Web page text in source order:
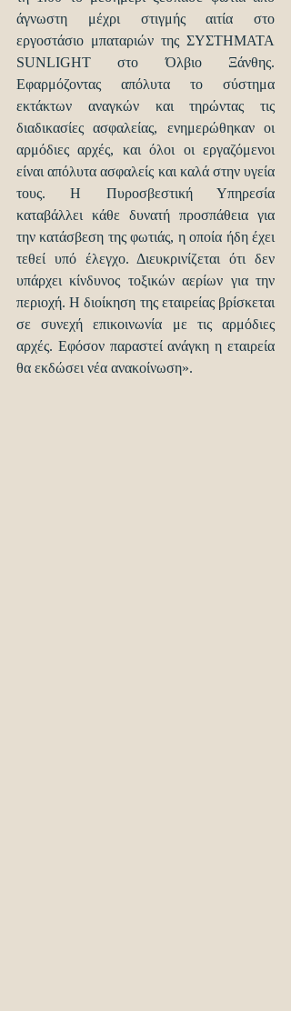
άγνωστη μέχρι στιγμής αιτία στο
εργοστάσιο μπαταριών της ΣΥΣΤΗΜΑΤΑ
SUNLIGHT στο Όλβιο Ξάνθης.
Εφαρμόζοντας απόλυτα το σύστημα
εκτάκτων αναγκών και τηρώντας τις
διαδικασίες ασφαλείας, ενημερώθηκαν οι
αρμόδιες αρχές, και όλοι οι εργαζόμενοι
είναι απόλυτα ασφαλείς και καλά στην υγεία
τους. Η Πυροσβεστική Υπηρεσία
καταβάλλει κάθε δυνατή προσπάθεια για
την κατάσβεση της φωτιάς, η οποία ήδη έχει
τεθεί υπό έλεγχο. Διευκρινίζεται ότι δεν
υπάρχει κίνδυνος τοξικών αερίων για την
περιοχή. Η διοίκηση της εταιρείας βρίσκεται
σε συνεχή επικοινωνία με τις αρμόδιες
αρχές. Εφόσον παραστεί ανάγκη η εταιρεία
θα εκδώσει νέα ανακοίνωση».